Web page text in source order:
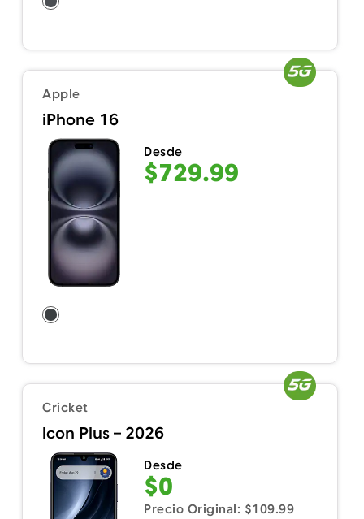
Apple
iPhone 16
Desde
$729.99
Cricket
Icon Plus – 2026
Desde
$0
Precio Original: $109.99